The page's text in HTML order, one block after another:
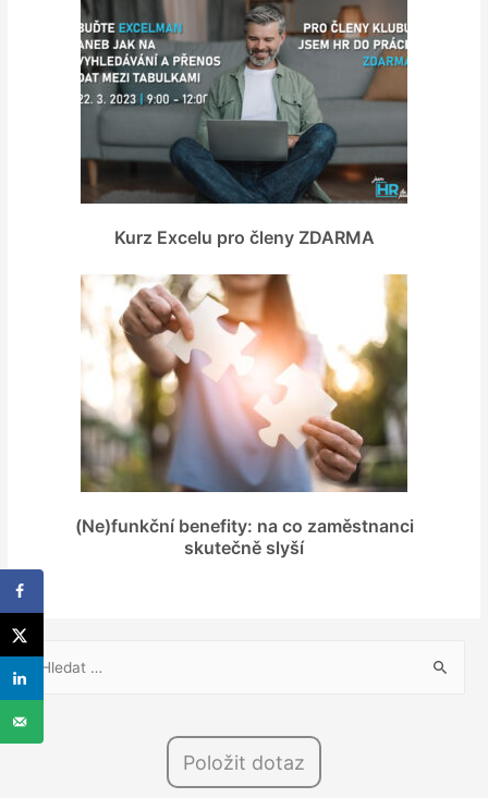
Kurz Excelu pro členy ZDARMA
(Ne)funkční benefity: na co zaměstnanci
skutečně slyší
V
y
l
Položit dotaz